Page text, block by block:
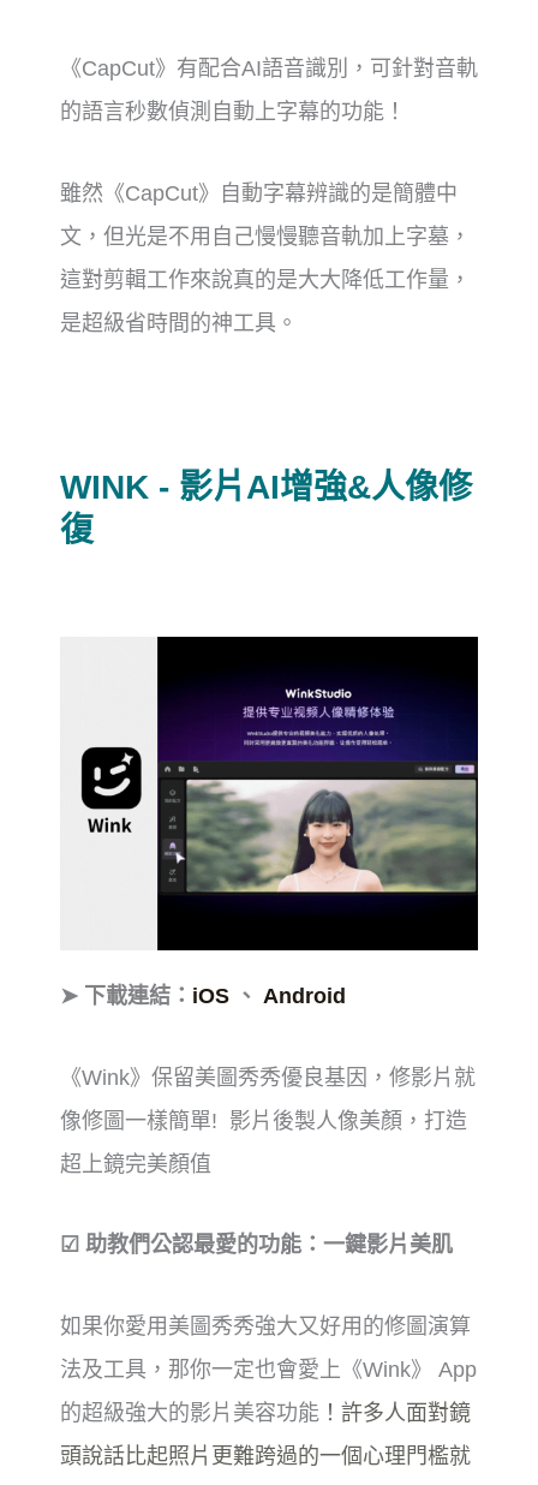
《CapCut》有配合AI語音識別，可針對音軌
的語言秒數偵測自動上字幕的功能！
雖然《CapCut》自動字幕辨識的是簡體中
文，但光是不用自己慢慢聽音軌加上字墓，
這對剪輯工作來說真的是大大降低工作量，
是超級省時間的神工具。
WINK - 影片AI增強&人像修
復
➤ 下載連結： iOS 、 Android
《Wink》保留美圖秀秀優良基因，修影片就
像修圖一樣簡單! 影片後製人像美顏，打造
超上鏡完美顏值
☑ 助教們公認最愛的功能：一鍵影片美肌
如果你愛用美圖秀秀強大又好用的修圖演算
法及工具，那你一定也會愛上《Wink》 App
的超級強大的影片美容功能 ！ 許多人面對鏡
頭說話比起照片更難跨過的一個心理門檻就